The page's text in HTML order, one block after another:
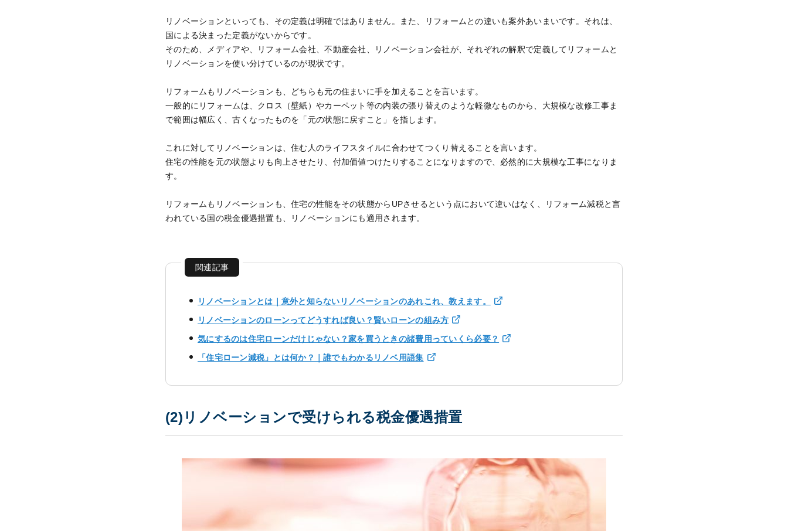
リノベーションといっても、その定義は明確ではありません。また、リフォームとの違いも案外あいまいです。それは、
国による決まった定義がないからです。
そのため、メディアや、リフォーム会社、不動産会社、リノベーション会社が、それぞれの解釈で定義してリフォームと
リノベーションを使い分けているのが現状です。
リフォームもリノベーションも、どちらも元の住まいに手を加えることを言います。
一般的にリフォームは、クロス（壁紙）やカーペット等の内装の張り替えのような軽微なものから、大規模な改修工事ま
で範囲は幅広く、古くなったものを「元の状態に戻すこと」を指します。
これに対してリノベーションは、住む人のライフスタイルに合わせてつくり替えることを言います。
住宅の性能を元の状態よりも向上させたり、付加価値つけたりすることになりますので、必然的に大規模な工事になりま
す。
リフォームもリノベーションも、住宅の性能をその状態からUPさせるという点において違いはなく、リフォーム減税と言
われている国の税金優遇措置も、リノベーションにも適用されます。
関連記事
リノベーションとは｜意外と知らないリノベーションのあれこれ、教えます。
リノベーションのローンってどうすれば良い？賢いローンの組み方
気にするのは住宅ローンだけじゃない？家を買うときの諸費用っていくら必要？
「住宅ローン減税」とは何か？｜誰でもわかるリノベ用語集
(2)リノベーションで受けられる税金優遇措置